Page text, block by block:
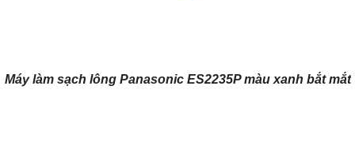
Máy làm sạch lông Panasonic ES2235P màu xanh bắt mắt